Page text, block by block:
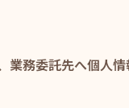
業務委託先へ個人